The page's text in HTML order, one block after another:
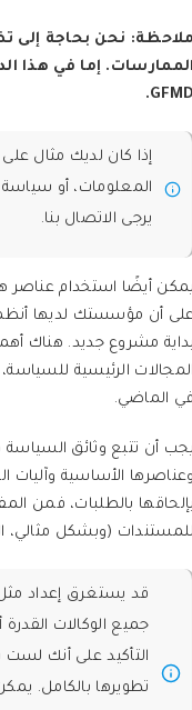
ملاحظة: نحن بحاجة
الممارسات. إما في هذا
GFMD.
إذا كان لديك مثال على
المعلومات، أو سياسة
يرجى الاتصال بنا.
يمكن أيضًا استخدام
أن مؤسستك لديها
بداية مشروع جديد. هناك
المجالات الرئيسية
في الماضي.
يجب أن تتبع وثائق
وعناصرها الأساسية وآليات
بإلحاقها بالطلبات، فمن
للمستندات (وبشكل مثالي،
قد يستغرق إعداد
جميع الوكالات
التأكيد على أنك لست
تطويرها بالكامل.